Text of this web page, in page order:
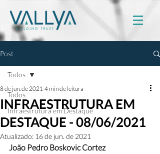
Post
Todos
Infraestrutura em Destaque
Todos
INFRAESTRUTURA EM
DESTAQUE - 08/06/2021
8 de jun. de 2021 4 min de leitura
Atualizado: 16 de jun. de 2021
João Pedro Boskovic Cortez